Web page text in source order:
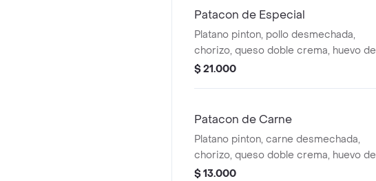
Patacon de Especial
Platano pinton, pollo desmechada,
chorizo, queso doble crema, huevo de
codorniz , maiz, tocineta
$ 21.000
Patacon de Carne
Platano pinton, carne desmechada,
chorizo, queso doble crema, huevo de
codorniz
$ 13.000